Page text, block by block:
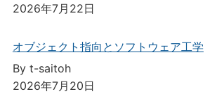
2026年7月22日
オブジェクト指向とソフトウェア工学
By t-saitoh
2026年7月20日